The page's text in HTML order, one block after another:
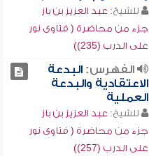
للشيخ: عبد العزيز بن باز
جزء من محاضرة ( فتاوى نور
على الدرب (235))
الفهرس:البدعة
الاعتقادية والبدعة
العملية
للشيخ: عبد العزيز بن باز
جزء من محاضرة ( فتاوى نور
على الدرب (257))